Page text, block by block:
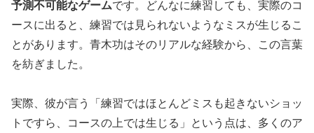
予測不可能なゲームです。どんなに練習しても、実際のコ
ースに出ると、練習では見られないようなミスが生じるこ
とがあります。青木功はそのリアルな経験から、この言葉
を紡ぎました。
実際、彼が言う「練習ではほとんどミスも起きないショッ
トですら、コースの上では生じる」という点は、多くのア